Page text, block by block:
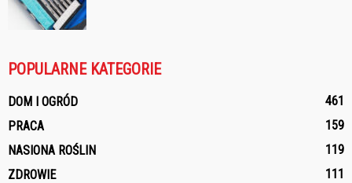
POPULARNE KATEGORIE
DOM I OGRÓD
461
PRACA
159
NASIONA ROŚLIN
119
ZDROWIE
111